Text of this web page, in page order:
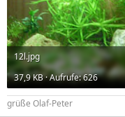
12l.jpg
37,9 KB · Aufrufe: 626
grüße Olaf-Peter